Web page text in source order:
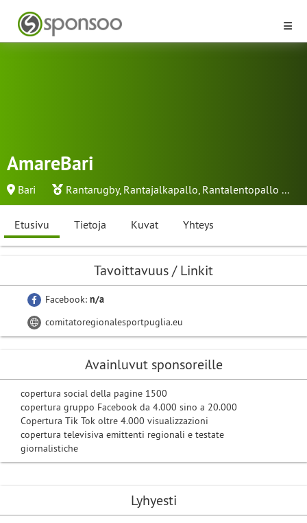
AmareBari
Bari Rantarugby, Rantajalkapallo, Rantalentopallo ...
Etusivu Tietoja Kuvat Yhteys
Lyhyesti
Tavoittavuus / Linkit
Facebook: n/a
comitatoregionalesportpuglia.eu
Avainluvut sponsoreille
copertura social della pagine 1500
copertura gruppo Facebook da 4.000 sino a 20.000
Copertura Tik Tok oltre 4.000 visualizzazioni
copertura televisiva emittenti regionali e testate
giornalistiche